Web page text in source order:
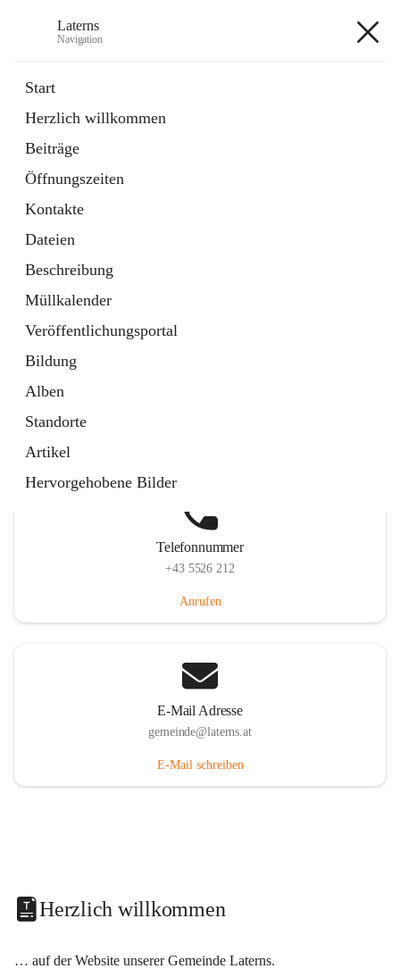
Laterns
Navigation
Start
Herzlich willkommen
Beiträge
Öffnungszeiten
Kontakte
Dateien
Beschreibung
Müllkalender
Veröffentlichungsportal
Bildung
Alben
Standorte
Artikel
Hervorgehobene Bilder
11 Schnellzugriffe
Soziales
1 Schnellzugriff
Telefonnummer
+43 5526 212
Anrufen
E-Mail Adresse
gemeinde@laterns.at
E-Mail schreiben
Herzlich willkommen
… auf der Website unserer Gemeinde Laterns.